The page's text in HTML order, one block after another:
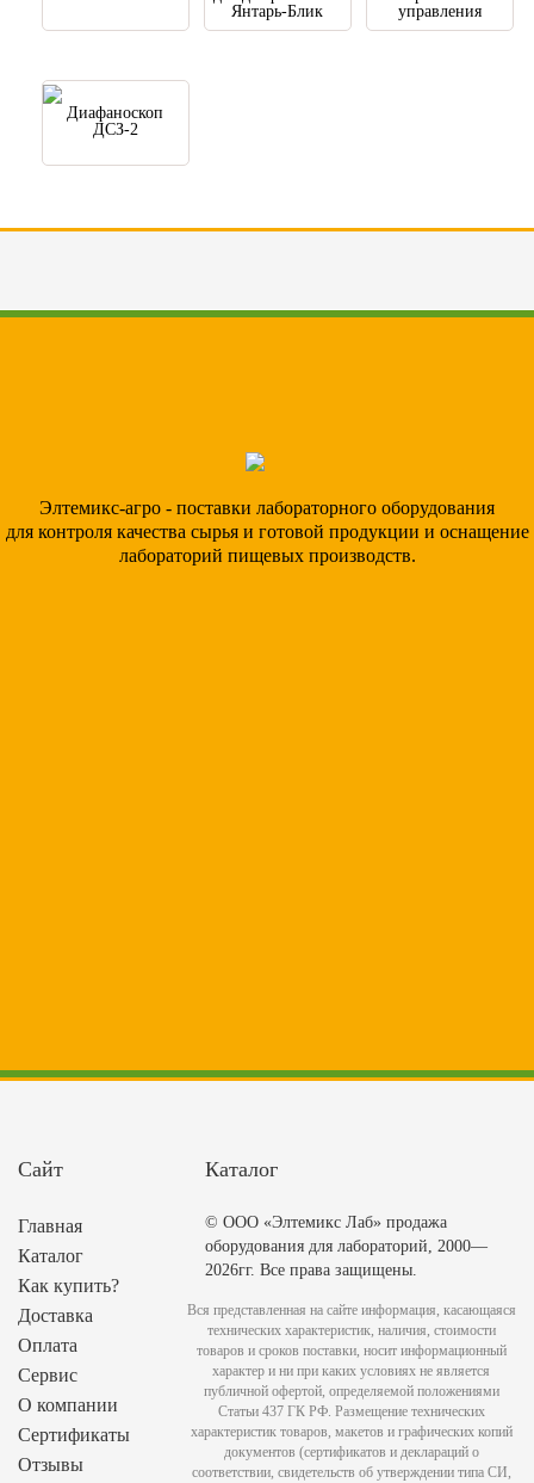
Янтарь-Блик
управления
Диафаноскоп
ДСЗ-2
Элтемикс-агро - поставки лабораторного оборудования
для контроля качества сырья и готовой продукции и оснащение
лабораторий пищевых производств.
Сайт
Главная
Каталог
Как купить?
Доставка
Оплата
Сервис
О компании
Сертификаты
Отзывы
Каталог
© ООО «Элтемикс Лаб» продажа
оборудования для лабораторий, 2000—
2026гг. Все права защищены.
Вся представленная на сайте информация, касающаяся
технических характеристик, наличия, стоимости
товаров и сроков поставки, носит информационный
характер и ни при каких условиях не является
публичной офертой, определяемой положениями
Статьи 437 ГК РФ. Размещение технических
характеристик товаров, макетов и графических копий
документов (сертификатов и деклараций о
соответствии, свидетельств об утверждении типа СИ,